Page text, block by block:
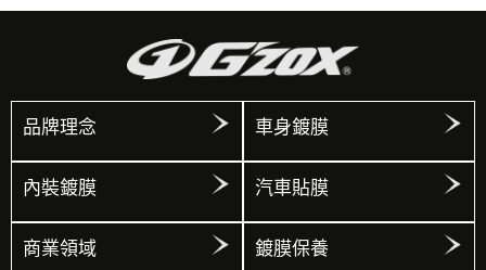
品牌理念 車身鍍膜
內裝鍍膜 汽車貼膜
商業領域 鍍膜保養